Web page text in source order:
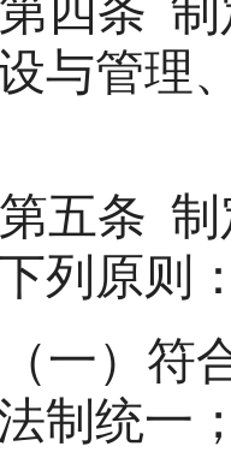
条
与管理
条
列原则
）符合
制统一